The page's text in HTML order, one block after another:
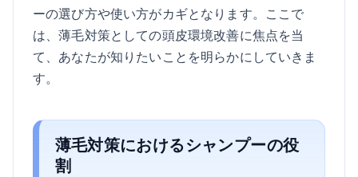
ーの選び方や使い方がカギとなります。ここで
は、薄毛対策としての頭皮環境改善に焦点を当
て、あなたが知りたいことを明らかにしていきま
す。
薄毛対策におけるシャンプーの役
割